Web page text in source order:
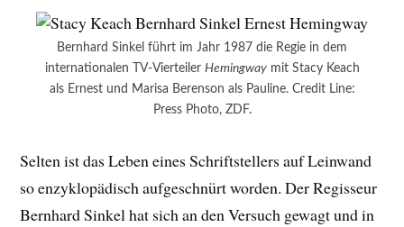
Bernhard Sinkel führt im Jahr 1987 die Regie in dem
internationalen TV-Vierteiler Hemingwaymit Stacy Keach
als Ernest und Marisa Berenson als Pauline. Credit Line:
Press Photo, ZDF.
Selten ist das Leben eines Schriftstellers auf Leinwand
so enzyklopädisch aufgeschnürt worden. Der Regisseur
Bernhard Sinkel hat sich an den Versuch gewagt und in